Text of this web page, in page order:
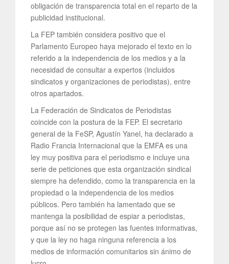
obligación de transparencia total en el reparto de la
publicidad institucional.
La FEP también considera positivo que el
Parlamento Europeo haya mejorado el texto en lo
referido a la independencia de los medios y a la
necesidad de consultar a expertos (incluidos
sindicatos y organizaciones de periodistas), entre
otros apartados.
La Federación de Sindicatos de Periodistas
coincide con la postura de la FEP. El secretario
general de la FeSP, Agustín Yanel, ha declarado a
Radio Francia Internacional que la EMFA es una
ley muy positiva para el periodismo e incluye una
serie de peticiones que esta organización sindical
siempre ha defendido, como la transparencia en la
propiedad o la independencia de los medios
públicos. Pero también ha lamentado que se
mantenga la posibilidad de espiar a periodistas,
porque así no se protegen las fuentes informativas,
y que la ley no haga ninguna referencia a los
medios de información comunitarios sin ánimo de